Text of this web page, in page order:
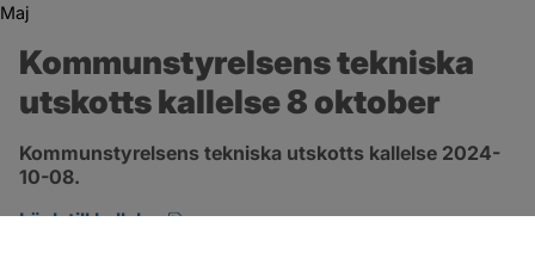
Maj
Kommunstyrelsens tekniska
utskotts kallelse 8 oktober
Kommunstyrelsens tekniska utskotts kallelse 2024-
10-08.
Länk till kallelse
pdf, 134.7 kB, öppnas i nytt fönster.